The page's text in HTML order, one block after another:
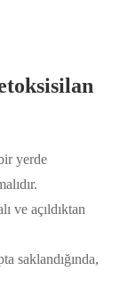
yerde
ve açıldıktan
saklandığında,